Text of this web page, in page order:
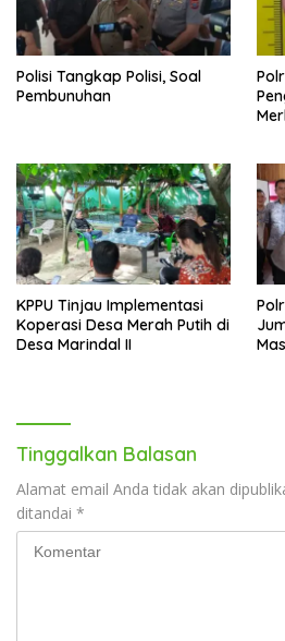
Polisi Tangkap Polisi, Soal
Pembunuhan
KPPU Tinjau Implementasi
Koperasi Desa Merah Putih di
Desa Marindal II
Tinggalkan Balasan
Alamat email Anda tidak akan
ditandai *